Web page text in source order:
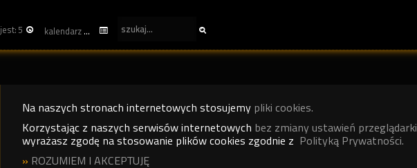
jest: 5 kalendarz
Na naszych stronach internetowych stosujemy pliki cookies.
Korzystając z naszych serwisów internetowych bez zmiany ustawień przeglądarki
wyrażasz zgodę na stosowanie plików cookies zgodnie z Polityką Prywatności.
» ROZUMIEM I AKCEPTUJĘ